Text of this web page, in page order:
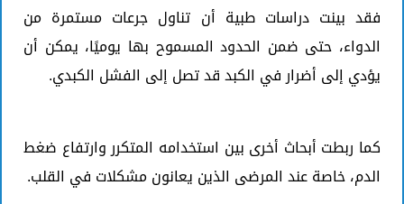
فقد بينت دراسات طبية أن تناول جرعات مستمرة من
الدواء، حتى ضمن الحدود المسموح بها يوميًا، يمكن أن
يؤدي إلى أضرار في الكبد قد تصل إلى الفشل الكبدي.
كما ربطت أبحاث أخرى بين استخدامه المتكرر وارتفاع ضغط
الدم، خاصة عند المرضى الذين يعانون مشكلات في القلب.